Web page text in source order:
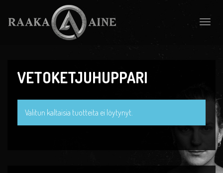
Toggle
VETOKETJUHUPPARI
Valitun kaltaisia tuotteita ei löytynyt.